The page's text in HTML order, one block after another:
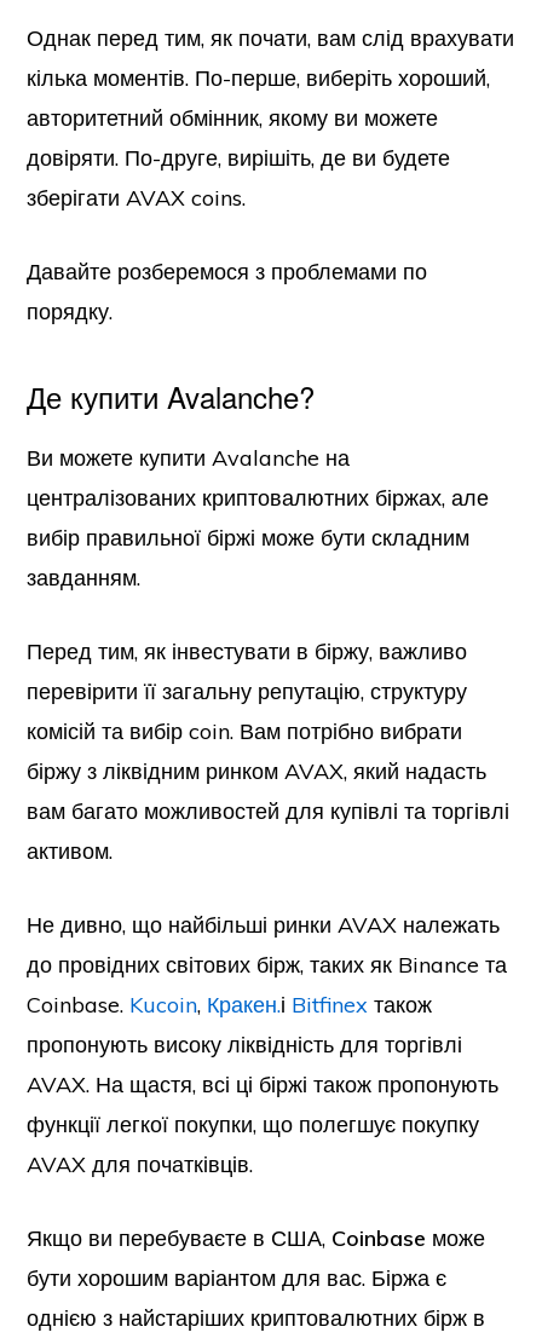
Однак перед тим, як почати, вам слід врахувати
кілька моментів. По-перше, виберіть хороший,
авторитетний обмінник, якому ви можете
довіряти. По-друге, вирішіть, де ви будете
зберігати AVAX coins.
Давайте розберемося з проблемами по
порядку.
Де купити Avalanche?
Ви можете купити Avalanche на
централізованих криптовалютних біржах, але
вибір правильної біржі може бути складним
завданням.
Перед тим, як інвестувати в біржу, важливо
перевірити її загальну репутацію, структуру
комісій та вибір coin. Вам потрібно вибрати
біржу з ліквідним ринком AVAX, який надасть
вам багато можливостей для купівлі та торгівлі
активом.
Не дивно, що найбільші ринки AVAX належать
до провідних світових бірж, таких як Binance та
Coinbase. Kucoin, Кракен.і Bitfinex також
пропонують високу ліквідність для торгівлі
AVAX. На щастя, всі ці біржі також пропонують
функції легкої покупки, що полегшує покупку
AVAX для початківців.
Якщо ви перебуваєте в США, Coinbase може
бути хорошим варіантом для вас. Біржа є
однією з найстаріших криптовалютних бірж в